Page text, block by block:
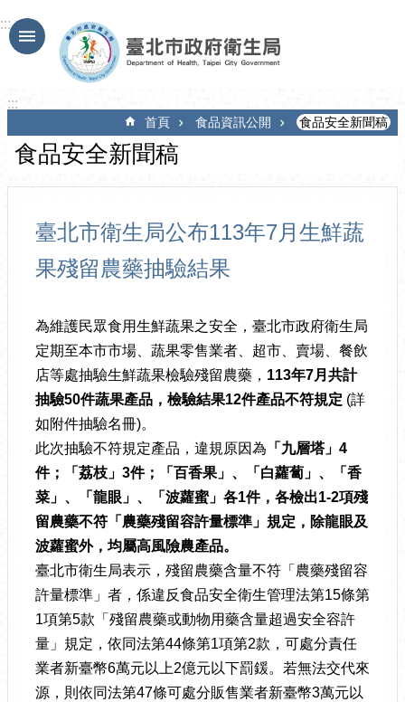
跳到主要內容區塊
:::
:::
首頁 食品資訊公開 食品安全新聞稿
食品安全新聞稿
臺北市衛生局公布113年7月生鮮蔬
果殘留農藥抽驗結果
為維護民眾食用生鮮蔬果之安全，臺北市政府衛生局
定期至本市市場、蔬果零售業者、超市、賣場、餐飲
店等處抽驗生鮮蔬果檢驗殘留農藥， 113年7月共計
抽驗50件蔬果產品，檢驗結果12件產品不符規定 (詳
如附件抽驗名冊)。
此次抽驗不符規定產品，違規原因為 「九層塔」 4
件； 「 荔枝」 3件； 「百香果」、 「 白蘿蔔」 、 「 香
菜」 、 「 龍眼」 、 「 波蘿蜜」 各1件， 各檢出1-2項殘
留農藥不符 「農藥殘留容許量標準」規定 ， 除龍眼及
波蘿蜜外， 均屬高風險農產品。
臺北市衛生局表示，殘留農藥含量不符「農藥殘留容
許量標準」者，係違反食品安全衛生管理法第15條第
1項第5款「殘留農藥或動物用藥含量超過安全容許
量」規定，依同法第44條第1項第2款，可處分責任
業者新臺幣6萬元以上2億元以下罰鍰。若無法交代來
源，則依同法第47條可處分販售業者新臺幣3萬元以